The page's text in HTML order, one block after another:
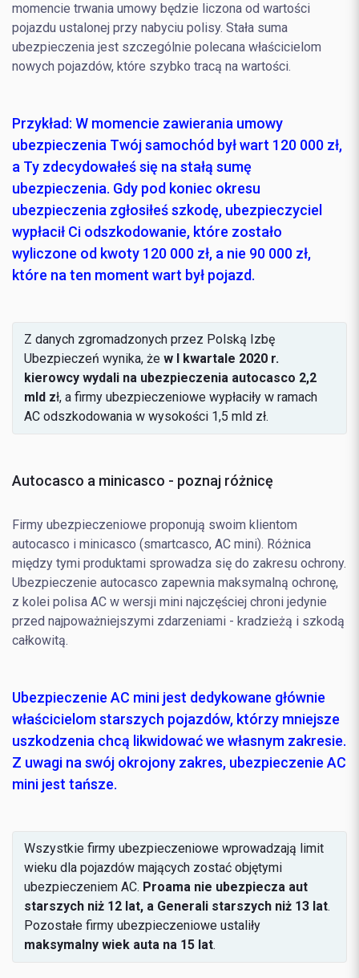
momencie trwania umowy będzie liczona od wartości
pojazdu ustalonej przy nabyciu polisy. Stała suma
ubezpieczenia jest szczególnie polecana właścicielom
nowych pojazdów, które szybko tracą na wartości.
Przykład: W momencie zawierania umowy
ubezpieczenia Twój samochód był wart 120 000 zł,
a Ty zdecydowałeś się na stałą sumę
ubezpieczenia. Gdy pod koniec okresu
ubezpieczenia zgłosiłeś szkodę, ubezpieczyciel
wypłacił Ci odszkodowanie, które zostało
wyliczone od kwoty 120 000 zł, a nie 90 000 zł,
które na ten moment wart był pojazd.
Z danych zgromadzonych przez Polską Izbę
Ubezpieczeń wynika, że w I kwartale 2020 r.
kierowcy wydali na ubezpieczenia autocasco 2,2
mld zł, a firmy ubezpieczeniowe wypłaciły w ramach
AC odszkodowania w wysokości 1,5 mld zł.
Autocasco a minicasco - poznaj różnicę
Firmy ubezpieczeniowe proponują swoim klientom
autocasco i minicasco (smartcasco, AC mini). Różnica
między tymi produktami sprowadza się do zakresu ochrony.
Ubezpieczenie autocasco zapewnia maksymalną ochronę,
z kolei polisa AC w wersji mini najczęściej chroni jedynie
przed najpoważniejszymi zdarzeniami - kradzieżą i szkodą
całkowitą.
Ubezpieczenie AC mini jest dedykowane głównie
właścicielom starszych pojazdów, którzy mniejsze
uszkodzenia chcą likwidować we własnym zakresie.
Z uwagi na swój okrojony zakres, ubezpieczenie AC
mini jest tańsze.
Wszystkie firmy ubezpieczeniowe wprowadzają limit
wieku dla pojazdów mających zostać objętymi
ubezpieczeniem AC. Proama nie ubezpiecza aut
starszych niż 12 lat, a Generali starszych niż 13 lat.
Pozostałe firmy ubezpieczeniowe ustaliły
maksymalny wiek auta na 15 lat.